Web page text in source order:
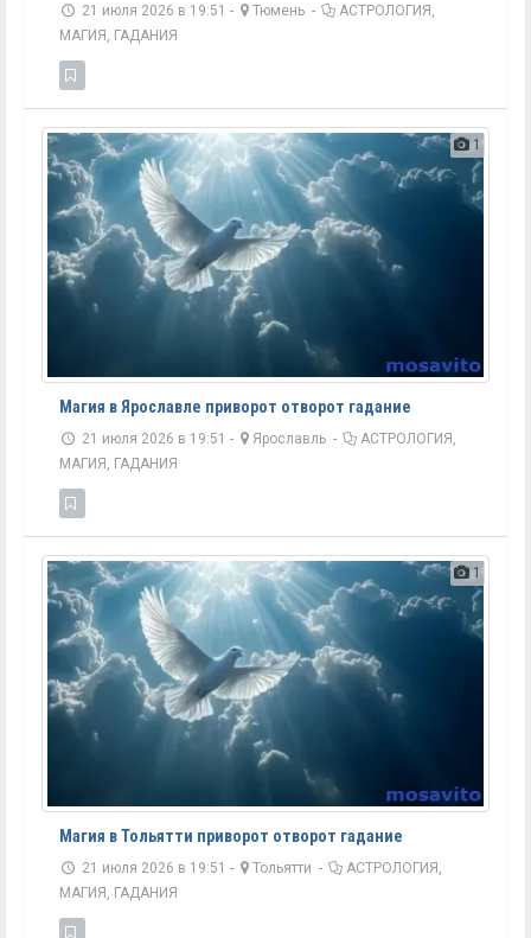
21 июля 2026 в 19:51 - Тюмень -
АСТРОЛОГИЯ,
МАГИЯ, ГАДАНИЯ
1
Магия в Ярославле приворот отворот гадание
21 июля 2026 в 19:51 - Ярославль -
АСТРОЛОГИЯ,
МАГИЯ, ГАДАНИЯ
1
Магия в Тольятти приворот отворот гадание
21 июля 2026 в 19:51 - Тольятти -
АСТРОЛОГИЯ,
МАГИЯ, ГАДАНИЯ